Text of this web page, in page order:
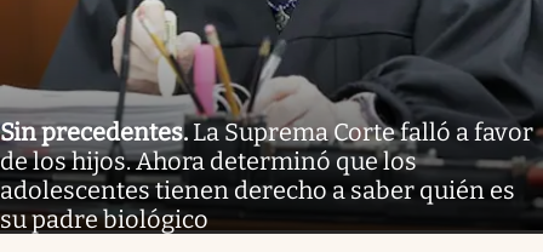
Sin precedentes.La Suprema Corte falló a favor
de los hijos. Ahora determinó que los
adolescentes tienen derecho a saber quién es
su padre biológico